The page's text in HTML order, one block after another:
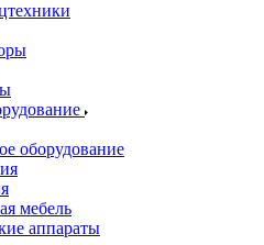
оборудование
мебель
аппараты